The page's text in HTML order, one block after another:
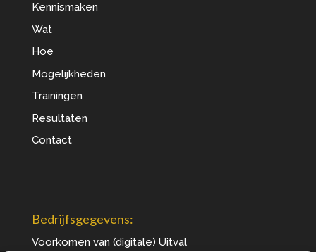
Kennismaken
Wat
Hoe
Mogelijkheden
Trainingen
Resultaten
Contact
Bedrijfsgegevens:
Voorkomen van (digitale) Uitval